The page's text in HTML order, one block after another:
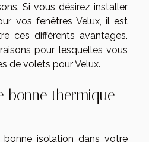
Si vous désirez installer
vos fenêtres Velux, il est
ces différents avantages.
pour lesquelles vous
de volets pour Velux.
bonne thermique
bonne isolation dans votre